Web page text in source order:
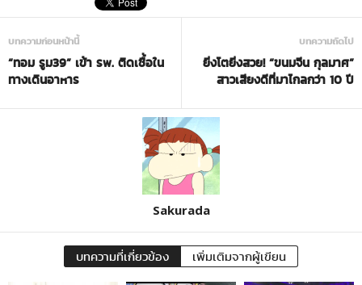
บทความก่อนหน้านี้
“ทอม รูม39” เข้า รพ. ติดเชื้อใน
ทางเดินอาหาร
บทความถัดไป
ยิ่งโตยิ่งสวย! “ขนมจีน กุลมาศ”
สาวเสียงดีที่มาไกลกว่า 10 ปี
Sakurada
บทความที่เกี่ยวข้อง เพิ่มเติมจากผู้เขียน